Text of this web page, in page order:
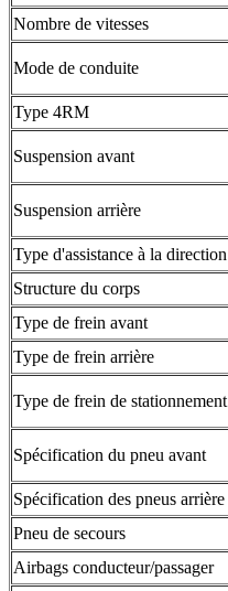
Nombre de vitesses
Mode de conduite
Type 4RM
Suspension avant
Suspension arrière
Type d'assistance à la direction
Structure du corps
Type de frein avant
Type de frein arrière
Type de frein de stationnement
Spécification du pneu avant
Spécification des pneus arrière
Pneu de secours
Airbags conducteur/passager